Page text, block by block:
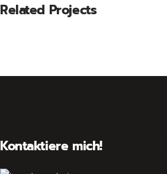
Related Projects
Kontaktiere mich!